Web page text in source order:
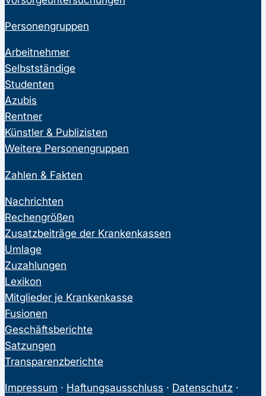
Personengruppen
Arbeitnehmer
Selbstständige
Studenten
Azubis
Rentner
Künstler & Publizisten
Weitere Personengruppen
Zahlen & Fakten
Nachrichten
Rechengrößen
Zusatzbeiträge der Krankenkassen
Umlage
Zuzahlungen
Lexikon
Mitglieder je Krankenkasse
Fusionen
Geschäftsberichte
Satzungen
Transparenzberichte
Impressum · Haftungsausschluss · Datenschutz ·